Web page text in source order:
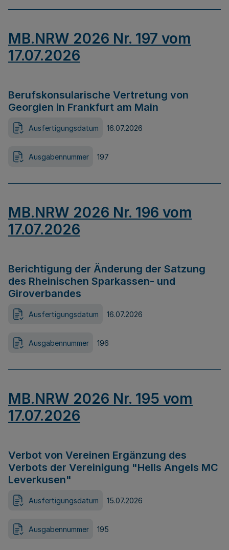
MB.NRW 2026 Nr. 197 vom
17.07.2026
Berufskonsularische Vertretung von
Georgien in Frankfurt am Main
Ausfertigungsdatum 16.07.2026
Ausgabennummer 197
MB.NRW 2026 Nr. 196 vom
17.07.2026
Berichtigung der Änderung der Satzung
des Rheinischen Sparkassen- und
Giroverbandes
Ausfertigungsdatum 16.07.2026
Ausgabennummer 196
MB.NRW 2026 Nr. 195 vom
17.07.2026
Verbot von Vereinen Ergänzung des
Verbots der Vereinigung "Hells Angels MC
Leverkusen"
Ausfertigungsdatum 15.07.2026
Ausgabennummer 195